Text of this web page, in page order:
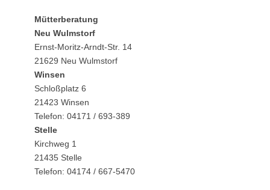
Mütterberatung
Neu Wulmstorf
Ernst-Moritz-Arndt-Str. 14
21629 Neu Wulmstorf
Winsen
Schloßplatz 6
21423 Winsen
Telefon: 04171 / 693-389
Stelle
Kirchweg 1
21435 Stelle
Telefon: 04174 / 667-5470